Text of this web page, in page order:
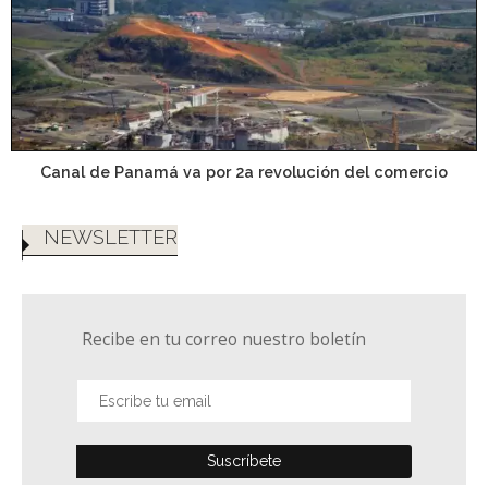
Canal de Panamá va por 2a revolución del comercio
NEWSLETTER
Recibe en tu correo nuestro boletín